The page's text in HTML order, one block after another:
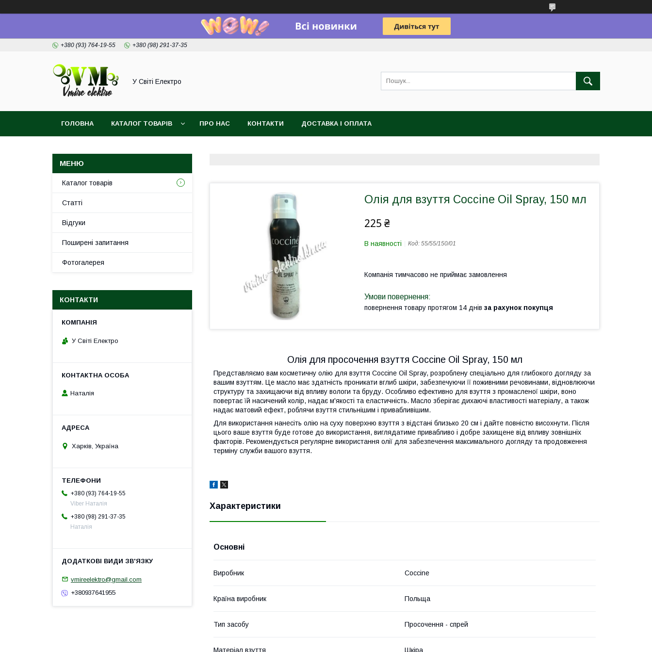
+380 (93) 764-19-55 +380 (98) 291-37-35
У Світі Електро
ГОЛОВНА КАТАЛОГ ТОВАРІВ ПРО НАС КОНТАКТИ ДОСТАВКА І ОПЛАТА
Олія для взуття Coccine Oil Spray, 150 мл
225 ₴
В наявності Код: 55/55/150/01
Компанія тимчасово не приймає замовлення
повернення товару протягом 14 днів за рахунок покупця
Олія для просочення взуття Coccine Oil Spray, 150 мл
Представляємо вам косметичну олію для взуття Coccine Oil Spray, розроблену спеціально для глибокого догляду за
вашим взуттям. Це масло має здатність проникати вглиб шкіри, забезпечуючи її поживними речовинами, відновлюючи
структуру та захищаючи від впливу вологи та бруду. Особливо ефективно для взуття з промасленої шкіри, воно
повертає їй насичений колір, надає м'якості та еластичність. Масло зберігає дихаючі властивості матеріалу, а також
надає матовий ефект, роблячи взуття стильнішим і привабливішим.
Для використання нанесіть олію на суху поверхню взуття з відстані близько 20 см і дайте повністю висохнути. Після
цього ваше взуття буде готове до використання, виглядатиме привабливо і добре захищене від впливу зовнішніх
факторів. Рекомендується регулярне використання олії для забезпечення максимального догляду та продовження
терміну служби вашого взуття.
Характеристики
Основні
Виробник Coccine
Країна виробник Польща
Тип засобу Просочення - спрей
Матеріал взуття Шкіра
Каталог товарів
Статті
Відгуки
Поширені запитання
Фотогалерея
КОНТАКТИ
У Світі Електро
Наталія
Харків, Україна
+380 (93) 764-19-55
Viber Наталія
+380 (98) 291-37-35
Наталія
vmireelektro@gmail.com
+380937641955